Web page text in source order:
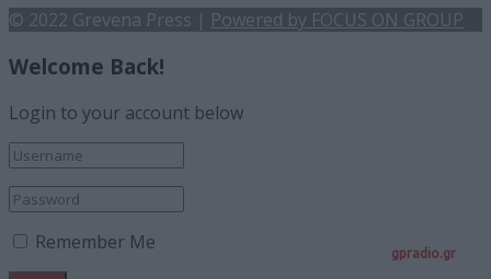
gpradio.gr
© 2022 Grevena Press | Powered by FOCUS ON GROUP
Welcome Back!
Login to your account below
Remember Me